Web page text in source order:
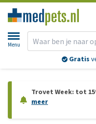
Menu
Gratis
Trovet Week: tot
meer